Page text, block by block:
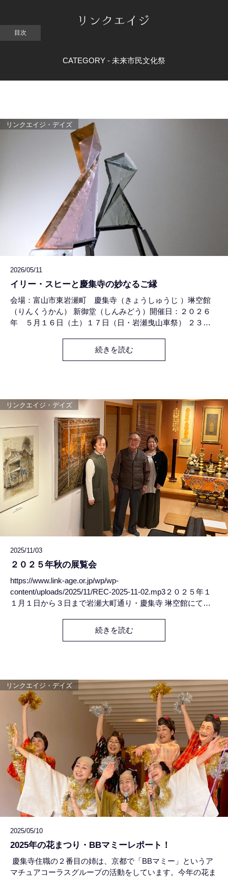
CATEGORY - 未来市民文化祭
リンクエイジ・デイズ
2026/05/11
イリー・スヒーと慶集寺の妙なるご縁
会場：富山市東岩瀬町 慶集寺（きょうしゅうじ ）琳空館
（りんくうかん） 新御堂（しんみどう）開催日：２０２６
年 ５月１６日（土）１７日（日・岩瀬曳山車祭） ２３日
出身のガラス作家イリー・スヒー氏の作品を、富山市東岩瀬
町の現代仏教寺院慶集寺にて下記の時間に限り特別展示いた
続きを読む
リンクエイジ・デイズ
2025/11/03
２０２５年秋の展覧会
https://www.link-age.or.jp/wp/wp-
content/uploads/2025/11/REC-2025-11-02.mp3２０２５年１
１月１日から３日まで岩瀬大町通り・慶集寺 琳空館にて開
クス録音です。48min.#Meitei #.TAPE. #tomotsugu
nakamura #Old Saw #Masayoshi Fujita #Blue Lake
続きを読む
リンクエイジ・デイズ
2025/05/10
2025年の花まつり・BBマミーレポート！
慶集寺住職の２番目の姉は、京都で「BBマミー」というア
マチュアコーラスグループの活動をしています。今年の花ま